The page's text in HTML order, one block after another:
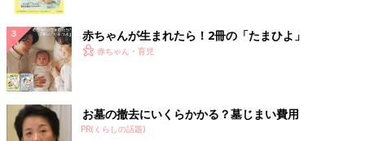
赤ちゃんが生まれたら！2冊の「たまひよ」
赤ちゃん・育児
お墓の撤去にいくらかかる？墓じまい費用
PR(くらしの話題)